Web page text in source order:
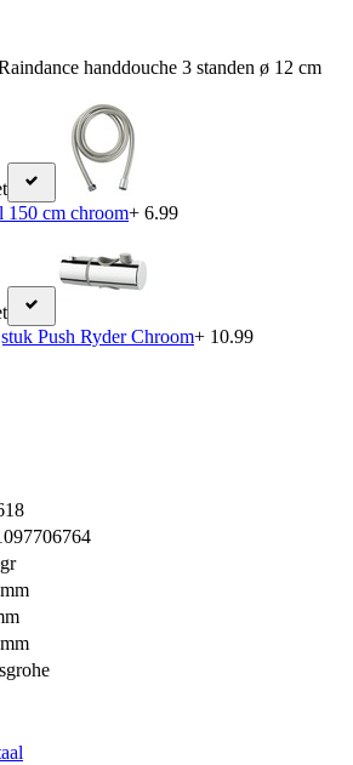
handdouche 3 standen ø 12 cm
150 cm chroom+ 6.99
Push Ryder Chroom+ 10.99